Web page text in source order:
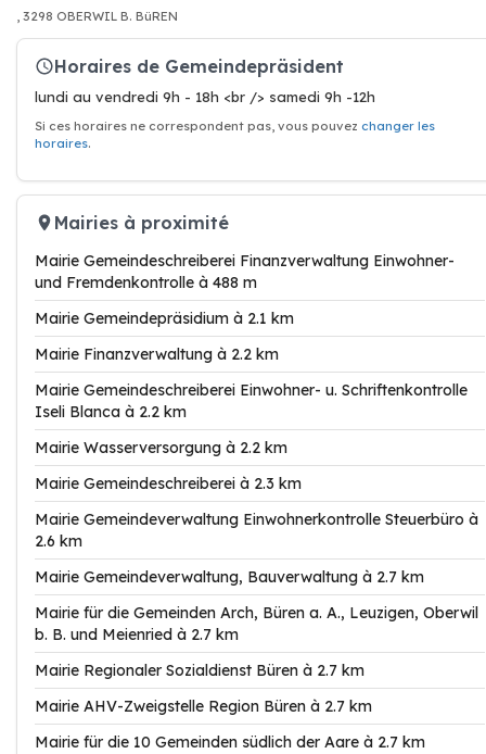
, 3298 OBERWIL B. BüREN
Horaires de Gemeindepräsident
lundi au vendredi 9h - 18h <br /> samedi 9h -12h
Si ces horaires ne correspondent pas, vous pouvez changer les
horaires.
Mairies à proximité
Mairie Gemeindeschreiberei Finanzverwaltung Einwohner-
und Fremdenkontrolle à 488 m
Mairie Gemeindepräsidium à 2.1 km
Mairie Finanzverwaltung à 2.2 km
Mairie Gemeindeschreiberei Einwohner- u. Schriftenkontrolle
Iseli Blanca à 2.2 km
Mairie Wasserversorgung à 2.2 km
Mairie Gemeindeschreiberei à 2.3 km
Mairie Gemeindeverwaltung Einwohnerkontrolle Steuerbüro à
2.6 km
Mairie Gemeindeverwaltung, Bauverwaltung à 2.7 km
Mairie für die Gemeinden Arch, Büren a. A., Leuzigen, Oberwil
b. B. und Meienried à 2.7 km
Mairie Regionaler Sozialdienst Büren à 2.7 km
Mairie AHV-Zweigstelle Region Büren à 2.7 km
Mairie für die 10 Gemeinden südlich der Aare à 2.7 km